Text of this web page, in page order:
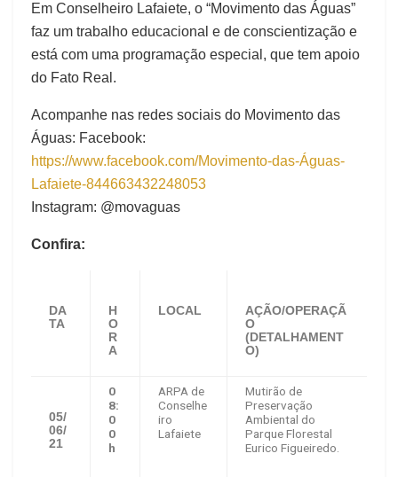
Em Conselheiro Lafaiete, o “Movimento das Águas”
faz um trabalho educacional e de conscientização e
está com uma programação especial, que tem apoio
do Fato Real.
Acompanhe nas redes sociais do Movimento das
Águas: Facebook:
https://www.facebook.com/Movimento-das-Águas-
Lafaiete-844663432248053
Instagram: @movaguas
Confira:
DA
TA
H
O
R
A
LOCAL
AÇÃO/OPERAÇÃ
O
(DETALHAMENT
O)
05/
06/
21
0
8:
0
0
h
ARPA de
Conselhe
iro
Lafaiete
Mutirão de
Preservação
Ambiental do
Parque Florestal
Eurico Figueiredo.